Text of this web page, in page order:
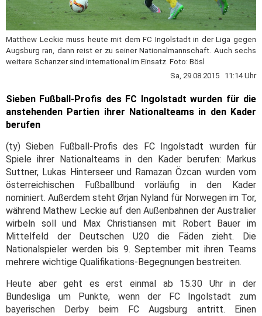
Matthew Leckie muss heute mit dem FC Ingolstadt in der Liga gegen
Augsburg ran, dann reist er zu seiner Nationalmannschaft. Auch sechs
weitere Schanzer sind international im Einsatz. Foto: Bösl
Sa, 29.08.2015 11:14 Uhr
Sieben Fußball-Profis des FC Ingolstadt wurden für die
anstehenden Partien ihrer Nationalteams in den Kader
berufen
(ty) Sieben Fußball-Profis des FC Ingolstadt wurden für
Spiele ihrer Nationalteams in den Kader berufen: Markus
Suttner, Lukas Hinterseer und Ramazan Özcan wurden vom
österreichischen Fußballbund vorläufig in den Kader
nominiert. Außerdem steht Ørjan Nyland für Norwegen im Tor,
während Mathew Leckie auf den Außenbahnen der Australier
wirbeln soll und Max Christiansen mit Robert Bauer im
Mittelfeld der Deutschen U20 die Fäden zieht. Die
Nationalspieler werden bis 9. September mit ihren Teams
mehrere wichtige Qualifikations-Begegnungen bestreiten.
Heute aber geht es erst einmal ab 15.30 Uhr in der
Bundesliga um Punkte, wenn der FC Ingolstadt zum
bayerischen Derby beim FC Augsburg antritt. Einen